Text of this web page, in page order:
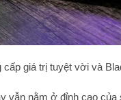
giá trị tuyệt vời và
vẫn nằm ở đỉnh cao